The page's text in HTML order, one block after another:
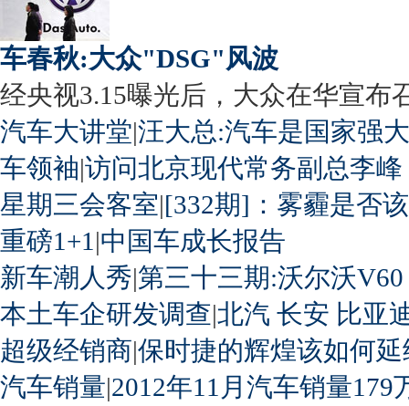
车春秋:大众"DSG"风波
经央视3.15曝光后，大众在华宣布
汽车大讲堂|汪大总:汽车是国家强
车领袖|访问北京现代常务副总李峰
星期三会客室|[332期]：雾霾是否
重磅1+1 |中国车成长报告
新车潮人秀|第三十三期:沃尔沃
本土车企研发调查|北汽 长安 比亚
超级经销商|保时捷的辉煌该如何延
汽车销量|2012年11月汽车销量179